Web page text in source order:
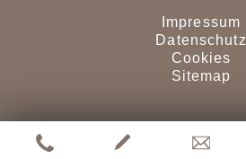
Impressum
Datenschutz
Cookies
Sitemap